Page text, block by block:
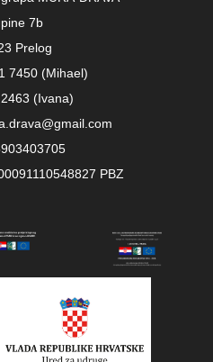
7b
Prelog
7450 (Mihael)
(Ivana)
PBZ